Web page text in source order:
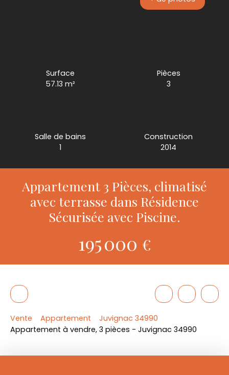
Surface
57.13m²
Pièces
3
Salle de bains
1
Construction
2014
Appartement 3 Pièces, climatisé
avec terrasse dans Résidence
Sécurisée avec Piscine.
195 000 €
Vente Appartement
Juvignac 34990
Appartement à vendre, 3 pièces - Juvignac 34990